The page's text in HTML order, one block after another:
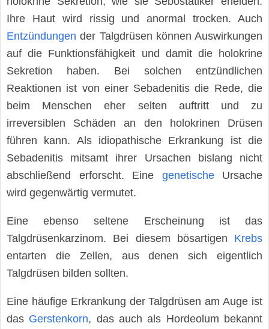
Ihre Haut wird rissig und anormal trocken. Auch
Entzündungen der Talgdrüsen können Auswirkungen
auf die Funktionsfähigkeit und damit die holokrine
Sekretion haben. Bei solchen entzündlichen
Reaktionen ist von einer Sebadenitis die Rede, die
beim Menschen eher selten auftritt und zu
irreversiblen Schäden an den holokrinen Drüsen
führen kann. Als idiopathische Erkrankung ist die
Sebadenitis mitsamt ihrer Ursachen bislang nicht
abschließend erforscht. Eine genetischeUrsache
wird gegenwärtig vermutet.
Eine ebenso seltene Erscheinung ist das
Talgdrüsenkarzinom. Bei diesem bösartigen Krebs
entarten die Zellen, aus denen sich eigentlich
Talgdrüsen bilden sollten.
Eine häufige Erkrankung der Talgdrüsen am Auge ist
das Gerstenkorn, das auch als Hordeolum bekannt